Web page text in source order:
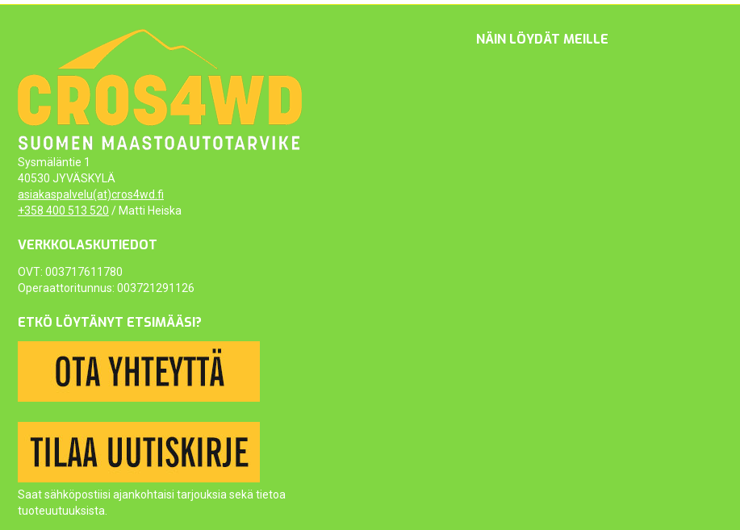
Sysmäläntie 1
40530 JYVÄSKYLÄ
asiakaspalvelu(at)cros4wd.fi
+358 400 513 520 / Matti Heiska
VERKKOLASKUTIEDOT
OVT: 003717611780
Operaattoritunnus: 003721291126
ETKÖ LÖYTÄNYT ETSIMÄÄSI?
Saat sähköpostiisi ajankohtaisi tarjouksia sekä tietoa
tuoteuutuuksista.
NÄIN LÖYDÄT MEILLE